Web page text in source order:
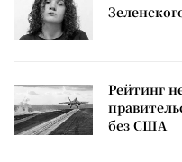
Рейтинг
без США